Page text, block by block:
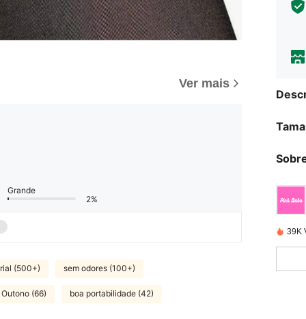
Ver mais
Grande
2%
(500+) sem odores (100+)
(66) boa portabilidade (42)
39K